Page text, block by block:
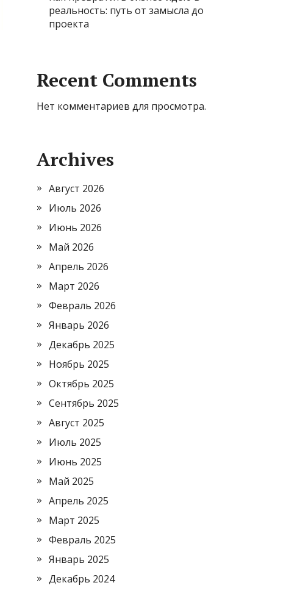
реальность: путь от замысла до
проекта
Recent Comments
Нет комментариев для просмотра.
Archives
Август 2026
Июль 2026
Июнь 2026
Май 2026
Апрель 2026
Март 2026
Февраль 2026
Январь 2026
Декабрь 2025
Ноябрь 2025
Октябрь 2025
Сентябрь 2025
Август 2025
Июль 2025
Июнь 2025
Май 2025
Апрель 2025
Март 2025
Февраль 2025
Январь 2025
Декабрь 2024